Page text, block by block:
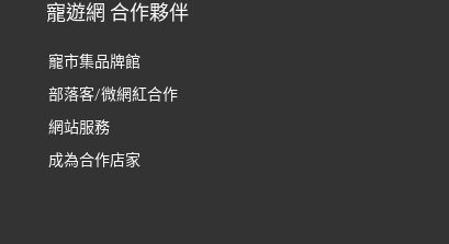
寵遊網 合作夥伴
寵市集品牌館
部落客/微網紅合作
網站服務
成為合作店家